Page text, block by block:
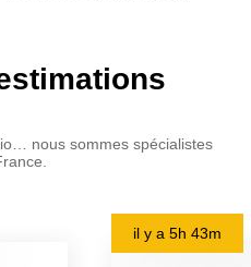
nous sommes spécialistes
il y a 5h 43m